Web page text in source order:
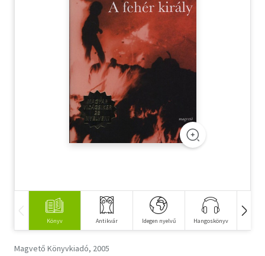
Szótár, nyelvkönyv
Tankönyv, segédkönyv
Társadalomtudomány
Természettudomány
Könyv Antikvár Idegen nyelvű Hangoskönyv
Magvető Könyvkiadó, 2005